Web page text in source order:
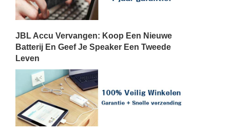
JBL Accu Vervangen: Koop Een Nieuwe
Batterij En Geef Je Speaker Een Tweede
Leven